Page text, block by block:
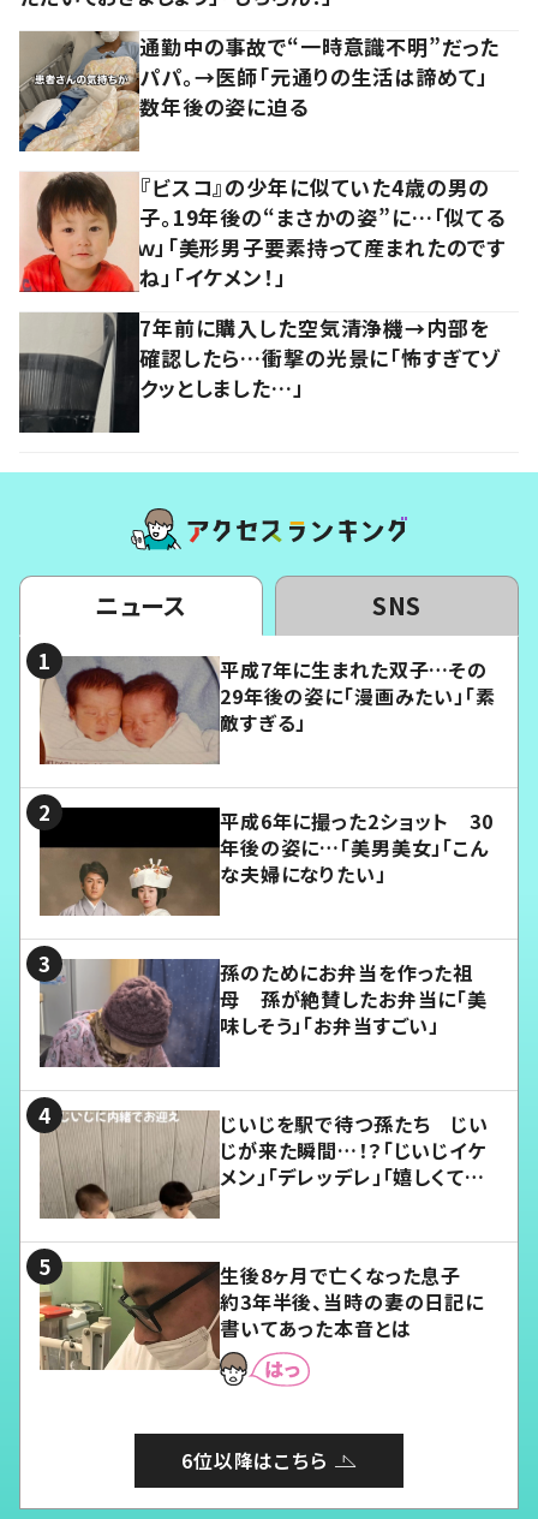
通勤中の事故で“一時意識不明”だった
パパ。→医師「元通りの生活は諦めて」
数年後の姿に迫る
『ビスコ』の少年に似ていた4歳の男の
子。19年後の“まさかの姿”に…「似てる
ｗ」「美形男子要素持って産まれたのです
ね」「イケメン！」
7年前に購入した空気清浄機→内部を
確認したら…衝撃の光景に「怖すぎてゾ
クッとしました…」
ニュース SNS
平成7年に生まれた双子…その
29年後の姿に「漫画みたい」「素
敵すぎる」
平成6年に撮った2ショット 30
年後の姿に…「美男美女」「こん
な夫婦になりたい」
孫のためにお弁当を作った祖
母 孫が絶賛したお弁当に「美
味しそう」「お弁当すごい」
じいじを駅で待つ孫たち じい
じが来た瞬間…！？「じいじイケ
メン」「デレッデレ」「嬉しくて可
生後8ヶ月で亡くなった息子
約3年半後、当時の妻の日記に
書いてあった本音とは
6位以降はこちら